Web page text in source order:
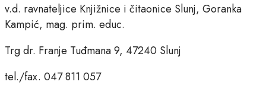
v.d. ravnateljice Knjižnice i čitaonice Slunj, Goranka
Kampić, mag. prim. educ.
Trg dr. Franje Tuđmana 9, 47240 Slunj
tel./fax. 047 811 057